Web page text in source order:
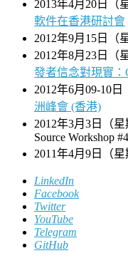
2013年4月20日（
軟件在香港研討會
2012年9月15日（
2012年8月23日（
發者信念對現實：
2012年6月09-10日
洲峰會 (香港)
2012年3月3日（星
Source Workshop
2011年4月9日（星
LinkedIn
Facebook
Twitter
YouTube
Telegram
GitHub